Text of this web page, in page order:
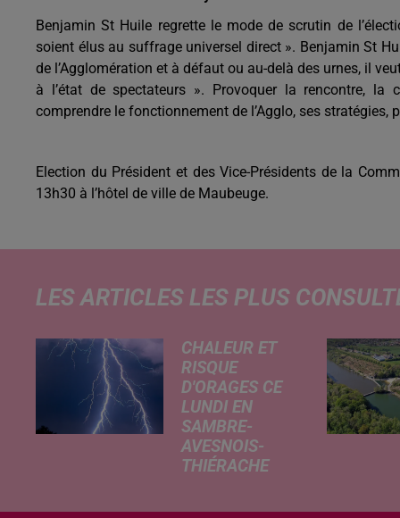
Benjamin St Huile regrette le mode de scrutin de
soient élus au suffrage universel direct ». Benjamin St
de l’Agglomération et à défaut ou au-delà des urnes, il
à l’état de spectateurs ». Provoquer la rencontre,
comprendre le fonctionnement de l’Agglo, ses
Election du Président et des Vice-Présidents de la
13h30 à l’hôtel de ville de Maubeuge.
LES ARTICLES LES PLUS
CHALEUR ET
RISQUE
D'ORAGES CE
LUNDI EN
SAMBRE-
AVESNOIS-
THIÉRACHE
typiquement